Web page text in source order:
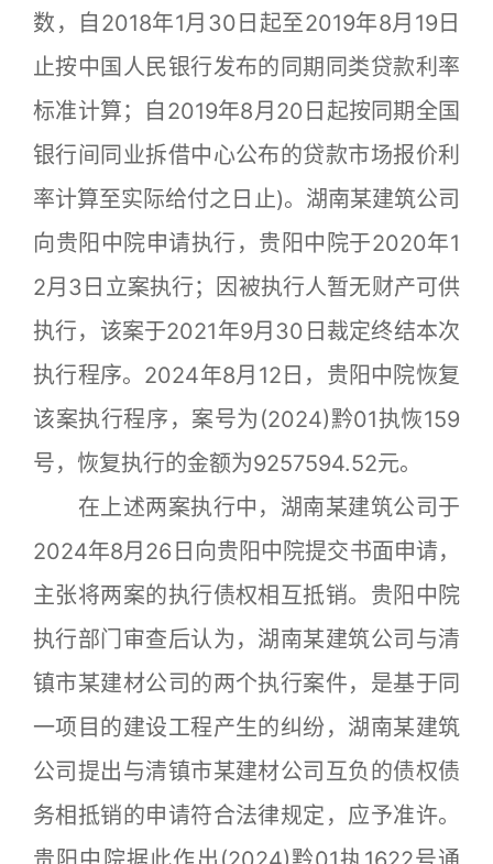
数，自2018年1月30日起至2019年8月19日
止按中国人民银行发布的同期同类贷款利率
标准计算；自2019年8月20日起按同期全国
银行间同业拆借中心公布的贷款市场报价利
率计算至实际给付之日止)。湖南某建筑公司
向贵阳中院申请执行，贵阳中院于2020年1
2月3日立案执行；因被执行人暂无财产可供
执行，该案于2021年9月30日裁定终结本次
执行程序。2024年8月12日，贵阳中院恢复
该案执行程序，案号为(2024)黔01执恢159
号，恢复执行的金额为9257594.52元。
在上述两案执行中，湖南某建筑公司于
2024年8月26日向贵阳中院提交书面申请，
主张将两案的执行债权相互抵销。贵阳中院
执行部门审查后认为，湖南某建筑公司与清
镇市某建材公司的两个执行案件，是基于同
一项目的建设工程产生的纠纷，湖南某建筑
公司提出与清镇市某建材公司互负的债权债
务相抵销的申请符合法律规定，应予准许。